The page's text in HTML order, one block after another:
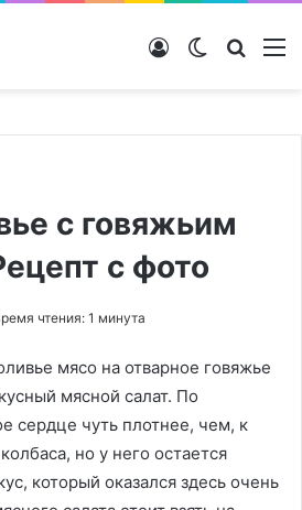
Switch skin
Войти
с говяжьим
с фото
чтения: 1 минута
мясо на отварное говяжье
мясной салат. По
сердце чуть плотнее, чем, к
но у него остается
который оказался здесь очень